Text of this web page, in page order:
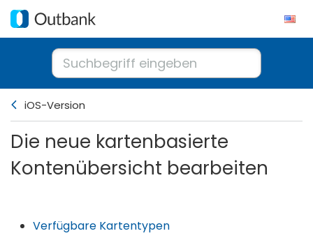
iOS-Version
Die neue kartenbasierte
Kontenübersicht bearbeiten
Verfügbare Kartentypen